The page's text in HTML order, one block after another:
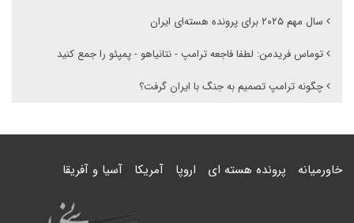
سال مهم ۲۰۲۵ برای پرونده هسته‌ای ایران
توماس فریدمن: لطفا فاجعه ترامپ - نتانیاهو - پمپئو را جمع کنید
چگونه ترامپ تصمیم به جنگ با ایران گرفت؟
خاورمیانه پرونده هسته ای اروپا آمریکا آسیا و آفریقا